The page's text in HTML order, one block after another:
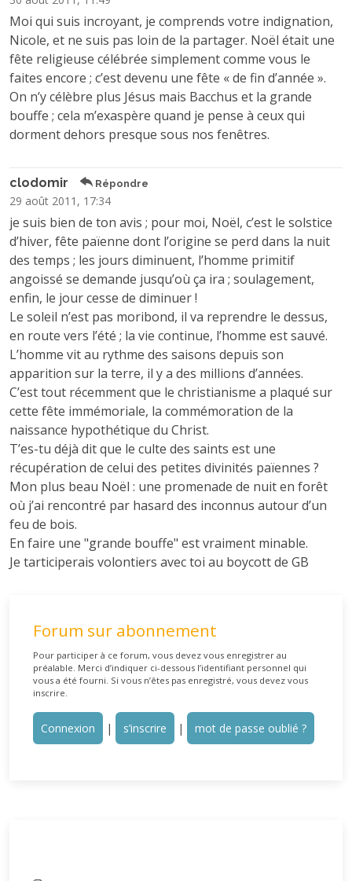
Moi qui suis incroyant, je comprends votre indignation,
Nicole, et ne suis pas loin de la partager. Noël était une
fête religieuse célébrée simplement comme vous le
faites encore ; c’est devenu une fête « de fin d’année ».
On n’y célèbre plus Jésus mais Bacchus et la grande
bouffe ; cela m’exaspère quand je pense à ceux qui
dorment dehors presque sous nos fenêtres.
clodomir Répondre
29 août 2011, 17:34
je suis bien de ton avis ; pour moi, Noël, c’est le solstice
d’hiver, fête païenne dont l’origine se perd dans la nuit
des temps ; les jours diminuent, l’homme primitif
angoissé se demande jusqu’où ça ira ; soulagement,
enfin, le jour cesse de diminuer !
Le soleil n’est pas moribond, il va reprendre le dessus,
en route vers l’été ; la vie continue, l’homme est sauvé.
L’homme vit au rythme des saisons depuis son
apparition sur la terre, il y a des millions d’années.
C’est tout récemment que le christianisme a plaqué sur
cette fête immémoriale, la commémoration de la
naissance hypothétique du Christ.
T’es-tu déjà dit que le culte des saints est une
récupération de celui des petites divinités païennes ?
Mon plus beau Noël : une promenade de nuit en forêt
où j’ai rencontré par hasard des inconnus autour d’un
feu de bois.
En faire une "grande bouffe" est vraiment minable.
Je tarticiperais volontiers avec toi au boycott de GB
Forum sur abonnement
Pour participer à ce forum, vous devez vous enregistrer au
préalable. Merci d’indiquer ci-dessous l’identifiant personnel qui
vous a été fourni. Si vous n’êtes pas enregistré, vous devez vous
inscrire.
Connexion | s’inscrire | mot de passe oublié ?